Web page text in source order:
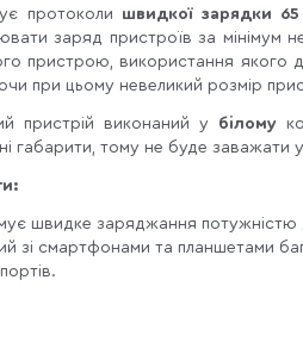
протоколи швидкої зарядки
заряд пристроїв за
пристрою, використання якого
при цьому невеликий розмір
пристрій виконаний у білому
габарити, тому не буде заважати
швидке заряджання потужністю
зі смартфонами та планшетами